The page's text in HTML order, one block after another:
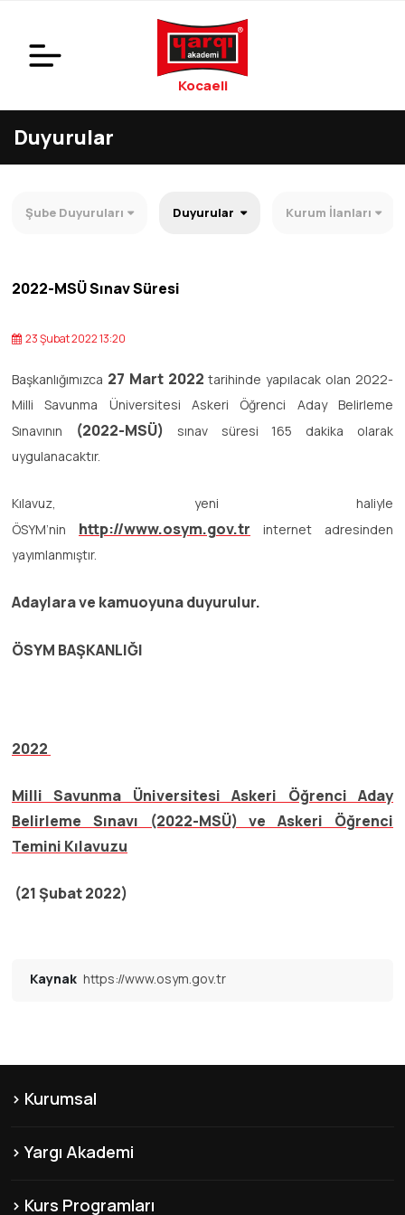
Kocaeli
Duyurular
Şube Duyuruları Duyurular Kurum İlanları
2022-MSÜ Sınav Süresi
23 Şubat 2022 13:20
Başkanlığımızca 27 Mart 2022tarihinde yapılacak olan 2022-
Milli Savunma Üniversitesi Askeri Öğrenci Aday Belirleme
Sınavının
(2022-MSÜ)
sınav süresi 165 dakika olarak
uygulanacaktır.
Kılavuz, yeni haliyle
ÖSYM’nin http://www.osym.gov.tr internet adresinden
yayımlanmıştır.
Adaylara ve kamuoyuna duyurulur.
ÖSYM BAŞKANLIĞI
2022
Milli Savunma Üniversitesi Askeri Öğrenci Aday
Belirleme Sınavı (2022-MSÜ) ve Askeri Öğrenci
Temini Kılavuzu
(21 Şubat 2022)
Kaynak https://www.osym.gov.tr
Kurumsal
Hakkımızda
Yargı Akademi
Kurs Programları